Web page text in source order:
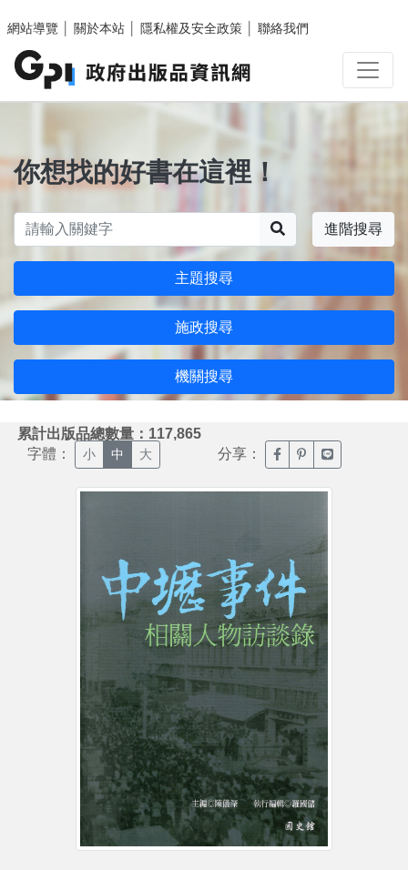
網站導覽
關於本站 隱私權及安全政策 聯絡我們
你想找的好書在這裡！
進階搜尋
主題搜尋
施政搜尋
機關搜尋
累計出版品總數量：117,865
字體： 小 中 大 分享： 臉書分享(另開新視窗)
噗浪分享(另開新
Line分享(另